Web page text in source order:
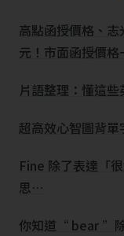
高點函授價格、
元！市面函授價格
片語整理：懂這
超高效心智圖背單
Fine 除了表達「
思…
你知道“ bear ”